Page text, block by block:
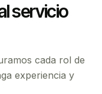
servicio
cada rol de
experiencia y